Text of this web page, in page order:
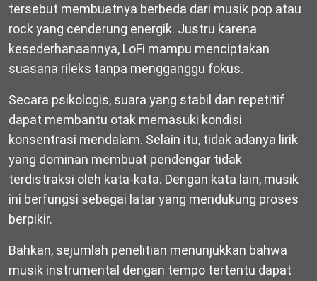
tersebut membuatnya berbeda dari musik pop atau
rock yang cenderung energik. Justru karena
kesederhanaannya, LoFi mampu menciptakan
suasana rileks tanpa mengganggu fokus.
Secara psikologis, suara yang stabil dan repetitif
dapat membantu otak memasuki kondisi
konsentrasi mendalam. Selain itu, tidak adanya lirik
yang dominan membuat pendengar tidak
terdistraksi oleh kata-kata. Dengan kata lain, musik
ini berfungsi sebagai latar yang mendukung proses
berpikir.
Bahkan, sejumlah penelitian menunjukkan bahwa
musik instrumental dengan tempo tertentu dapat